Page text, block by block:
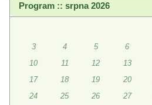
Program :: srpna 2026
3
4 5 6
10
11 12 13
17
18 19 20
24
25 26 27